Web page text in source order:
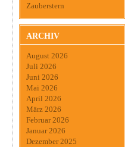
Zauberstern
ARCHIV
August 2026
Juli 2026
Juni 2026
Mai 2026
April 2026
März 2026
Februar 2026
Januar 2026
Dezember 2025